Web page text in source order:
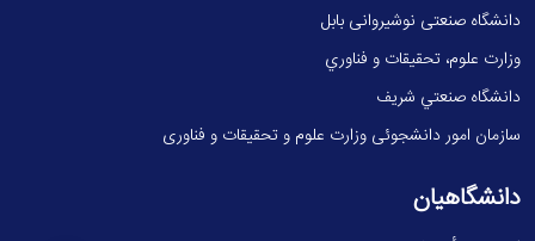
دانشگاه صنعتی نوشیروانی بابل
وزارت علوم، تحقيقات و فناوري
دانشگاه صنعتي شريف
سازمان امور دانشجوئی وزارت علوم و تحقیقات و فناوری
دانشگاهیان